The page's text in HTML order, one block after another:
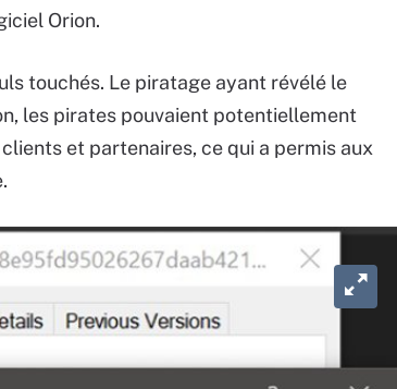
Orion.
touchés. Le piratage ayant révélé le
les pirates pouvaient potentiellement
et partenaires, ce qui a permis aux